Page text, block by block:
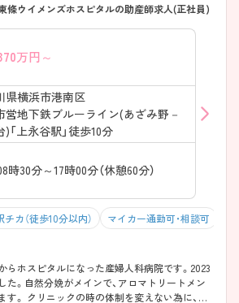
ウイメンズホスピタルの助産師求人(正社員)
万円～
県横浜市港南区
営地下鉄ブルーライン(あざみ野－
)「上永谷駅」徒歩10分
時30分～17時00分（休憩60分）
チカ（徒歩10分以内） マイカー通勤可・相談可
らホスピタルになった産婦人科病院です。2023
た。自然分娩がメインで、アロマトリートメン
す。 クリニックの時の体制を変えない為に、看